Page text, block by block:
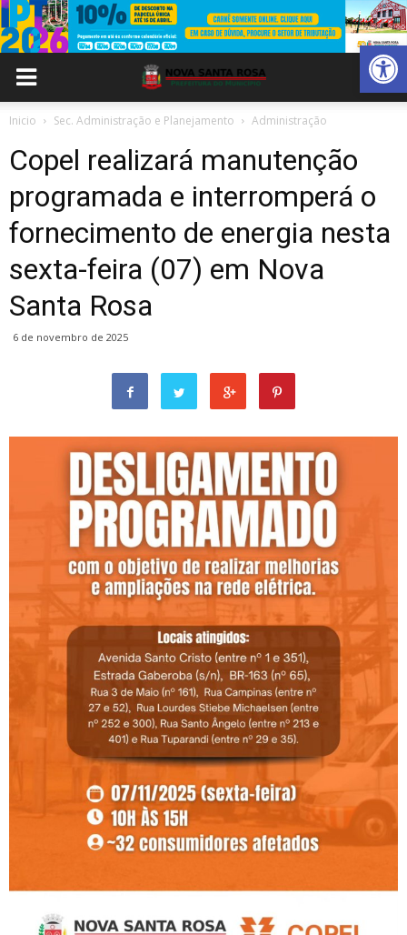
Abrir
Inicio Sec. Administração e Planejamento Administração
Copel realizará manutenção
programada e interromperá o
fornecimento de energia nesta
sexta-feira (07) em Nova
Santa Rosa
6 de novembro de 2025